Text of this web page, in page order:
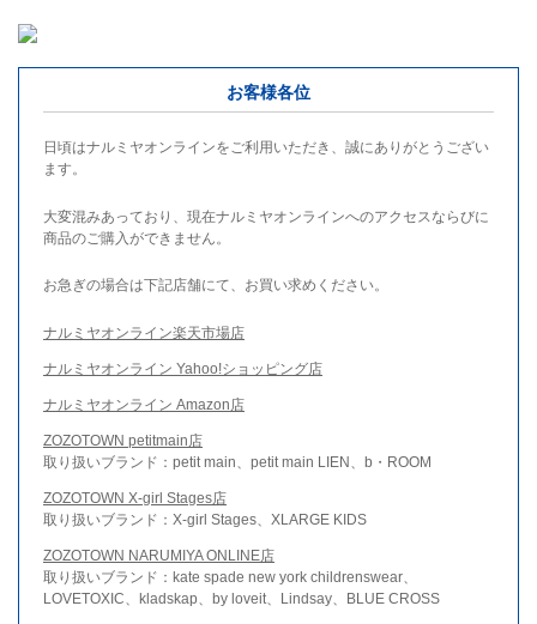
お客様各位
日頃はナルミヤオンラインをご利用いただき、誠にありがとうござい
ます。
大変混みあっており、現在ナルミヤオンラインへのアクセスならびに
商品のご購入ができません。
お急ぎの場合は下記店舗にて、お買い求めください。
ナルミヤオンライン楽天市場店
ナルミヤオンライン Yahoo!ショッピング店
ナルミヤオンライン Amazon店
ZOZOTOWN petitmain店
取り扱いブランド：petit main、petit main LIEN、b・ROOM
ZOZOTOWN X-girl Stages店
取り扱いブランド：X-girl Stages、XLARGE KIDS
ZOZOTOWN NARUMIYA ONLINE店
取り扱いブランド：kate spade new york childrenswear、
LOVETOXIC、kladskap、by loveit、Lindsay、BLUE CROSS